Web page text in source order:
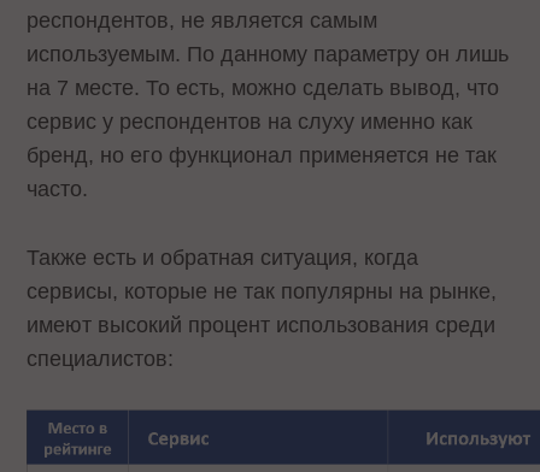
респондентов, не является самым
используемым. По данному параметру он лишь
на 7 месте. То есть, можно сделать вывод, что
сервис у респондентов на слуху именно как
бренд, но его функционал применяется не так
часто.
Также есть и обратная ситуация, когда
сервисы, которые не так популярны на рынке,
имеют высокий процент использования среди
специалистов: